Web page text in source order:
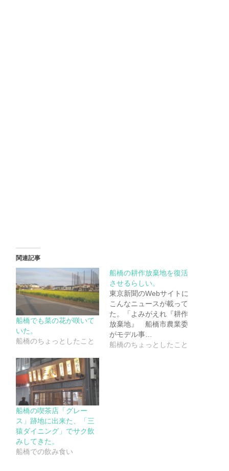
関連記事
船橋でも菜の花が咲いて
いた。
船橋のちょっとしたこと
船橋の耕作放棄地を復活
させるらしい。
東京新聞のWebサイトに
こんなニュースが載って
た。「よみがえれ『耕作
放棄地』 船橋市農業委
がモデル事…
船橋のちょっとしたこと
船橋の喫茶店「グレー
ス」跡地に出来た、「三
猿ダイニング」でサク飲
みしてきた。
船橋での飲み食い